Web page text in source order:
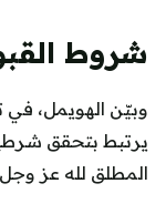
شروط
وبيّن الهويمل، في
يرتبط بتحقق
المطلق لله عز